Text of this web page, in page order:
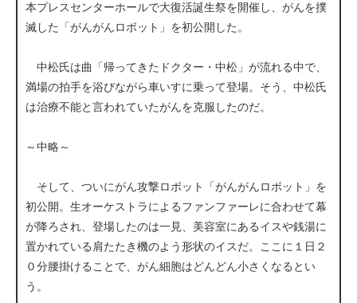
本プレスセンターホールで大復活誕生祭を開催し、がんを撲
滅した「がんがんロボット」を初公開した。
中松氏は曲「帰ってきたドクター・中松」が流れる中で、
満場の拍手を浴びながら車いすに乗って登場。そう、中松氏
は治療不能と言われていたがんを克服したのだ。
～中略～
そして、ついにがん攻撃ロボット「がんがんロボット」を
初公開。生オーケストラによるファンファーレに合わせて幕
が降ろされ、登場したのは一見、美容室にあるイスや銭湯に
置かれている肩たたき機のよう形状のイスだ。ここに１日２
０分腰掛けることで、がん細胞はどんどん小さくなるとい
う。